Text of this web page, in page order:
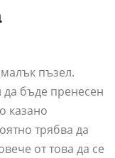
малък пъзел.
да бъде пренесен
казано
трябва да
от това да се